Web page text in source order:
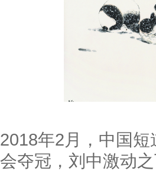
2018年2月，中国
会夺冠，刘中激动